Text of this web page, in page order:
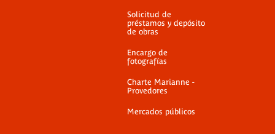
Solicitud de
préstamos y depósito
de obras
Encargo de
fotografías
Charte Marianne -
Provedores
Mercados públicos